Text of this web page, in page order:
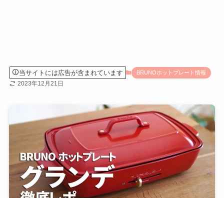
当サイトには広告が含まれています BRUNOホットプレート情報
2023年12月21日